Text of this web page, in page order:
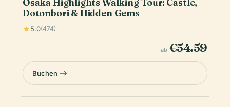
Osaka Highlights Walking Tour: Castle,
Dotonbori & Hidden Gems
5.0(474)
ab €54.59
Buchen